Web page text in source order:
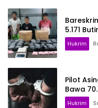
5.171
Hukrim
Pilot
Bawa
Hukrim